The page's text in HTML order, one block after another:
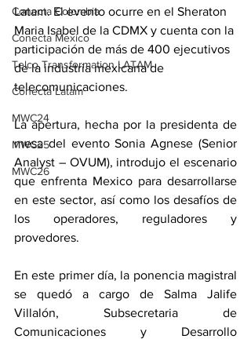
Conecta Colombia
Conecta Mexico
Telco Transformation LATAM
Conecta Latam
MWC24
MWC25
MWC26
Latam. El evento ocurre en el Sheraton
Maria Isabel de la CDMX y cuenta con la
participación de más de 400 ejecutivos
de la industria mexicana de
telecomunicaciones.
La apertura, hecha por la presidenta de
mesa del evento Sonia Agnese (Senior
Analyst – OVUM), introdujo el escenario
que enfrenta Mexico para desarrollarse
en este sector, así como los desafíos de
los operadores, reguladores y
provedores.
En este primer día, la ponencia magistral
se quedó a cargo de Salma Jalife
Villalón, Subsecretaria de
Comunicaciones y Desarrollo